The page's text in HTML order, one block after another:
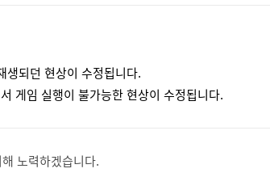
되던 현상이 수정됩니다.
게임 실행이 불가능한 현상이 수정됩니다.
노력하겠습니다.